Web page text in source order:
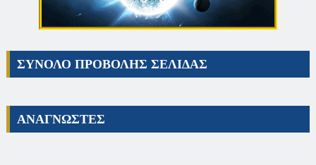
ΣΥΝΟΛΟ ΠΡΟΒΟΛΗΣ ΣΕΛΙΔΑΣ
ΑΝΑΓΝΩΣΤΕΣ